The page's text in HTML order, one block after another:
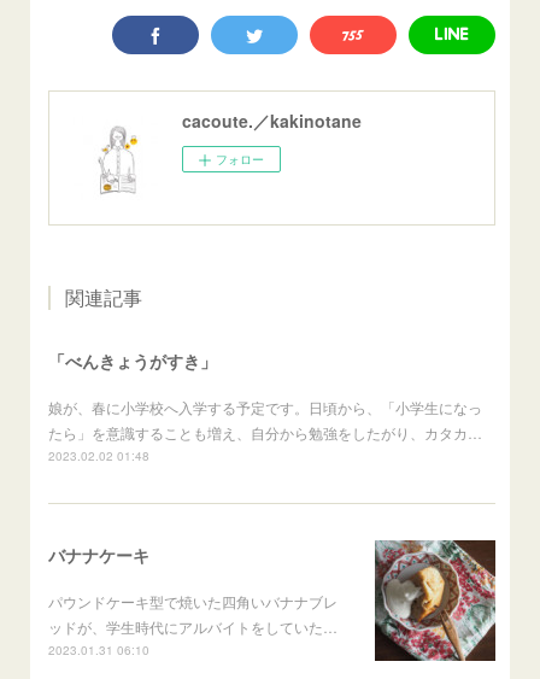
cacoute.／kakinotane
フォロー
関連記事
「べんきょうがすき」
娘が、春に小学校へ入学する予定です。日頃から、「小学生になっ
たら」を意識することも増え、自分から勉強をしたがり、カタカ…
2023.02.02 01:48
バナナケーキ
パウンドケーキ型で焼いた四角いバナナブレ
ッドが、学生時代にアルバイトをしていた…
2023.01.31 06:10